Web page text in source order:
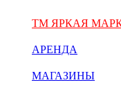
ТМ ЯРКАЯ
АРЕНДА
МАГАЗИНЫ